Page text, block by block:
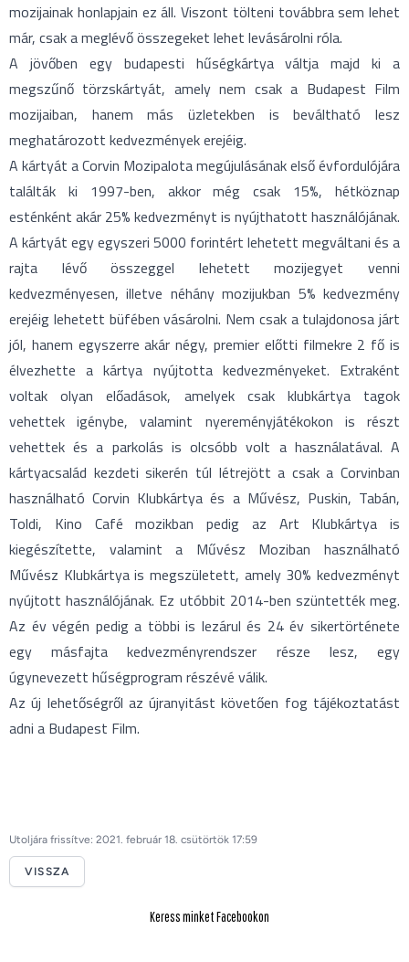
mozijainak honlapjain ez áll. Viszont tölteni továbbra sem lehet
már, csak a meglévő összegeket lehet levásárolni róla.
A jövőben egy budapesti hűségkártya váltja majd ki a
megszűnő törzskártyát, amely nem csak a Budapest Film
mozijaiban, hanem más üzletekben is beváltható lesz
meghatározott kedvezmények erejéig.
A kártyát a Corvin Mozipalota megújulásának első évfordulójára
találták ki 1997-ben, akkor még csak 15%, hétköznap
esténként akár 25% kedvezményt is nyújthatott használójának.
A kártyát egy egyszeri 5000 forintért lehetett megváltani és a
rajta lévő összeggel lehetett mozijegyet venni
kedvezményesen, illetve néhány mozijukban 5% kedvezmény
erejéig lehetett büfében vásárolni. Nem csak a tulajdonosa járt
jól, hanem egyszerre akár négy, premier előtti filmekre 2 fő is
élvezhette a kártya nyújtotta kedvezményeket. Extraként
voltak olyan előadások, amelyek csak klubkártya tagok
vehettek igénybe, valamint nyereményjátékokon is részt
vehettek és a parkolás is olcsóbb volt a használatával. A
kártyacsalád kezdeti sikerén túl létrejött a csak a Corvinban
használható Corvin Klubkártya és a Művész, Puskin, Tabán,
Toldi, Kino Café mozikban pedig az Art Klubkártya is
kiegészítette, valamint a Művész Moziban használható
Művész Klubkártya is megszületett, amely 30% kedvezményt
nyújtott használójának. Ez utóbbit 2014-ben szüntették meg.
Az év végén pedig a többi is lezárul és 24 év sikertörténete
egy másfajta kedvezményrendszer része lesz, egy
úgynevezett hűségprogram részévé válik.
Az új lehetőségről az újranyitást követően fog tájékoztatást
adni a Budapest Film.
Utoljára frissítve: 2021. február 18. csütörtök 17:59
VISSZA
Keress minket Facebookon